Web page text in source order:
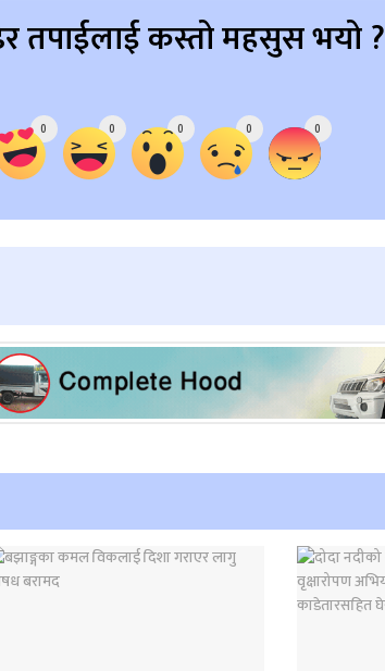
तपाईलाई कस्तो महसुस भयो ?
0 0 0 0 0